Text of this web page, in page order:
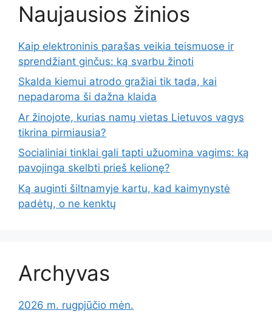
Naujausios žinios
Kaip elektroninis parašas veikia teismuose ir
sprendžiant ginčus: ką svarbu žinoti
Skalda kiemui atrodo gražiai tik tada, kai
nepadaroma ši dažna klaida
Ar žinojote, kurias namų vietas Lietuvos vagys
tikrina pirmiausia?
Socialiniai tinklai gali tapti užuomina vagims: ką
pavojinga skelbti prieš kelionę?
Ką auginti šiltnamyje kartu, kad kaimynystė
padėtų, o ne kenktų
Archyvas
2026 m. rugpjūčio mėn.